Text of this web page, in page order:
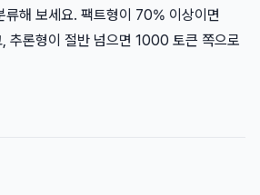
류해 보세요. 팩트형이 70% 이상이면
추론형이 절반 넘으면 1000 토큰 쪽으로